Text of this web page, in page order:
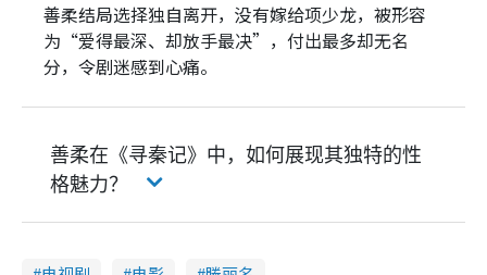
善柔结局选择独自离开，没有嫁给项少龙，被形容
为“爱得最深、却放手最决”，付出最多却无名
分，令剧迷感到心痛。
善柔在《寻秦记》中，如何展现其独特的性
格魅力？